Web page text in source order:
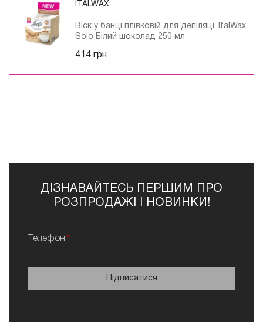
ITALWAX
Віск у банці плівковій для депіляції ItalWax
Solo Білий шоколад 250 мл
414 грн
ДІЗНАВАЙТЕСЬ ПЕРШИМ ПРО
РОЗПРОДАЖІ І НОВИНКИ!
Телефон
Підписатися